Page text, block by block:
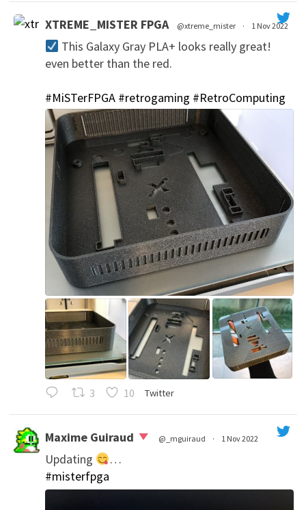
XTREME_MISTER FPGA @xtreme_mister · 1 Nov 2022
This Galaxy Gray PLA+ looks really great!
even better than the red.
#MiSTerFPGA #retrogaming #RetroComputing
3 10 Twitter
Maxime Guiraud @_mguiraud · 1 Nov 2022
Updating
…
#misterfpga